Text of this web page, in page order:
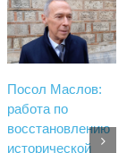
Посол Маслов:
работа по
восстановлению
исторической